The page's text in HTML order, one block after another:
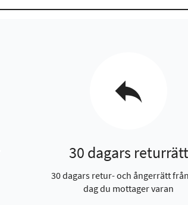
30 dagars returrätt
30 dagars retur- och ångerrätt
dag du mottager varan